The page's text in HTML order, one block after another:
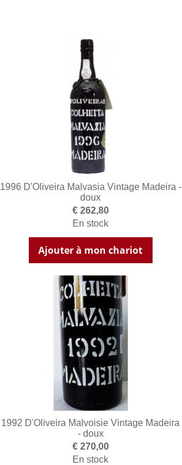
1996 D'Oliveira Malvasia Vintage Madeira -
doux
€ 262,80
En stock
Ajouter à mon chariot
1992 D'Oliveira Malvoisie Vintage Madeira
- doux
€ 270,00
En stock